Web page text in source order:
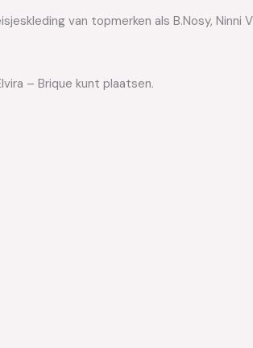
van topmerken als B.Nosy, Ninni
– Brique kunt plaatsen.